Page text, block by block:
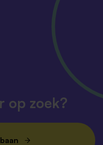
op zoek?